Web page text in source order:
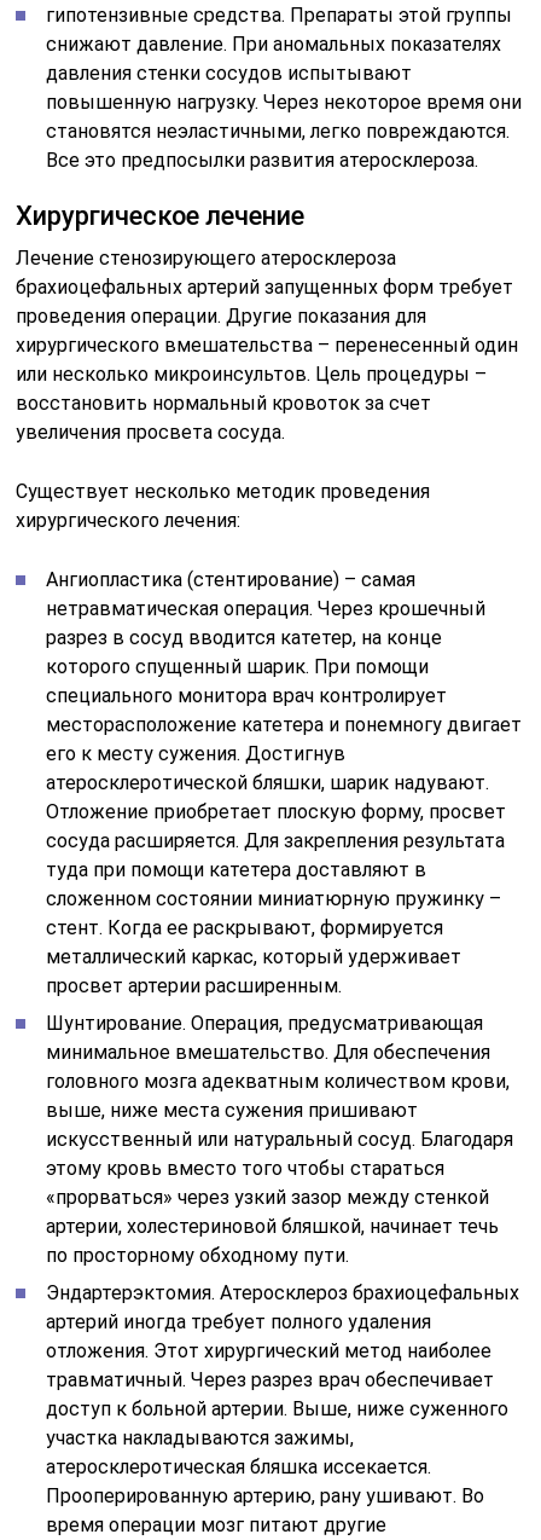
гипотензивные средства. Препараты этой группы
снижают давление. При аномальных показателях
давления стенки сосудов испытывают
повышенную нагрузку. Через некоторое время они
становятся неэластичными, легко повреждаются.
Все это предпосылки развития атеросклероза.
Хирургическое лечение
Лечение стенозирующего атеросклероза
брахиоцефальных артерий запущенных форм требует
проведения операции. Другие показания для
хирургического вмешательства – перенесенный один
или несколько микроинсультов. Цель процедуры –
восстановить нормальный кровоток за счет
увеличения просвета сосуда.
Существует несколько методик проведения
хирургического лечения:
Ангиопластика (стентирование) – самая
нетравматическая операция. Через крошечный
разрез в сосуд вводится катетер, на конце
которого спущенный шарик. При помощи
специального монитора врач контролирует
месторасположение катетера и понемногу двигает
его к месту сужения. Достигнув
атеросклеротической бляшки, шарик надувают.
Отложение приобретает плоскую форму, просвет
сосуда расширяется. Для закрепления результата
туда при помощи катетера доставляют в
сложенном состоянии миниатюрную пружинку –
стент. Когда ее раскрывают, формируется
металлический каркас, который удерживает
просвет артерии расширенным.
Шунтирование. Операция, предусматривающая
минимальное вмешательство. Для обеспечения
головного мозга адекватным количеством крови,
выше, ниже места сужения пришивают
искусственный или натуральный сосуд. Благодаря
этому кровь вместо того чтобы стараться
«прорваться» через узкий зазор между стенкой
артерии, холестериновой бляшкой, начинает течь
по просторному обходному пути.
Эндартерэктомия. Атеросклероз брахиоцефальных
артерий иногда требует полного удаления
отложения. Этот хирургический метод наиболее
травматичный. Через разрез врач обеспечивает
доступ к больной артерии. Выше, ниже суженного
участка накладываются зажимы,
атеросклеротическая бляшка иссекается.
Прооперированную артерию, рану ушивают. Во
время операции мозг питают другие